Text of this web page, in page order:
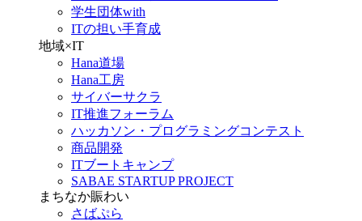
学生団体with
ITの担い手育成
地域×IT
Hana道場
Hana工房
サイバーサクラ
IT推進フォーラム
ハッカソン・プログラミングコンテスト
商品開発
ITブートキャンプ
SABAE STARTUP PROJECT
まちなか賑わい
さばぷら